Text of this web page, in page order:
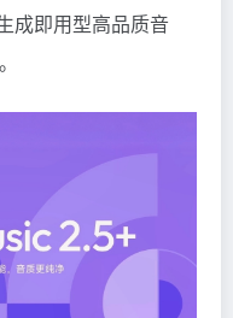
成即用型高品质音